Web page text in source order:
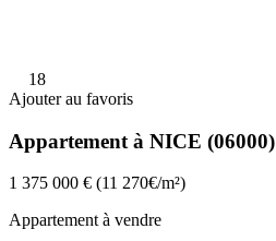
18
Ajouter au favoris
Appartement à NICE (06000)
1 375 000 € (11 270€/m²)
Appartement à vendre